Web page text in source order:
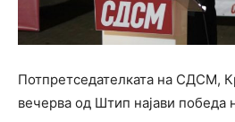
Потпретседателката на СДСМ,
вечерва од Штип најави победа